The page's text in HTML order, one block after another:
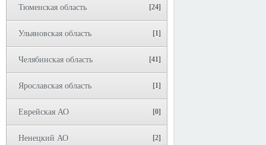
Тюменская область [24]
Ульяновская область [1]
Челябинская область [41]
Ярославская область [1]
Еврейская АО [0]
Ненецкий АО [2]